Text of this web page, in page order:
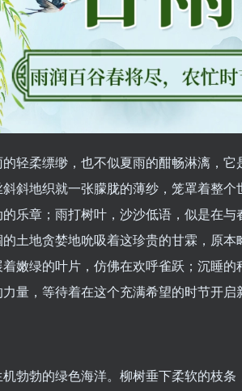
轻柔缥缈，也不似夏雨的酣畅淋漓，它
斜地织就一张朦胧的薄纱，笼罩着整
乐章；雨打树叶，沙沙低语，似是在
土地贪婪地吮吸着这珍贵的甘霖，原本
嫩绿的叶片，仿佛在欢呼雀跃；沉睡的
量，等待着在这个充满希望的时节开启
勃勃的绿色海洋。柳树垂下柔软的枝条